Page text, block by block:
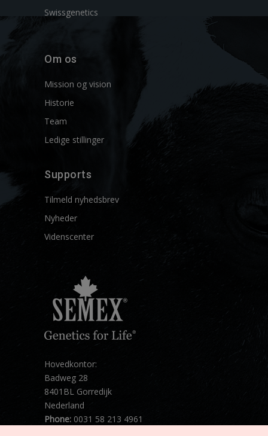
Swissgenetics
Om os
Mission og vision
Historie
Team
Ledige stillinger
Supports
Tilmeld nyhedsbrev
Nyheder
Videnscenter
Hovedkontor:
Badweg 28
8401BL Gorredijk
Nederland
Phone: 0031 58 213 4961